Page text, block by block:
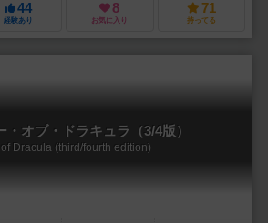
44
経験あり
8
お気に入り
71
持ってる
・オブ・ドラキュラ（3/4版）
Dracula (third/fourth edition)